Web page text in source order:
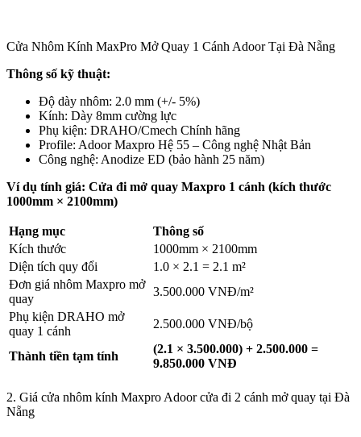
Cửa Nhôm Kính MaxPro Mở Quay 1 Cánh Adoor Tại Đà Nẵng
Thông số kỹ thuật:
Độ dày nhôm: 2.0 mm (+/- 5%)
Kính: Dày 8mm cường lực
Phụ kiện: DRAHO/Cmech Chính hãng
Profile: Adoor Maxpro Hệ 55 – Công nghệ Nhật Bản
Công nghệ: Anodize ED (bảo hành 25 năm)
Ví dụ tính giá: Cửa đi mở quay Maxpro 1 cánh (kích thước
1000mm × 2100mm)
Hạng mục
Thông số
Kích thước
1000mm × 2100mm
Diện tích quy đổi
1.0 × 2.1 = 2.1 m²
Đơn giá nhôm Maxpro mở
quay
3.500.000 VNĐ/m²
Phụ kiện DRAHO mở
quay 1 cánh
2.500.000 VNĐ/bộ
Thành tiền tạm tính
(2.1 × 3.500.000) + 2.500.000 =
9.850.000 VNĐ
2. Giá cửa nhôm kính Maxpro Adoor cửa đi 2 cánh mở quay tại Đà
Nẵng